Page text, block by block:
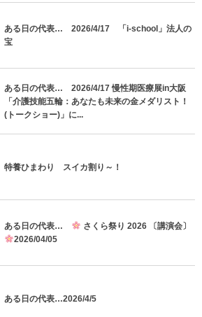
ある日の代表… 2026/4/17 「i-school」法人の
宝
ある日の代表… 2026/4/17 慢性期医療展in大阪
「介護技能五輪：あなたも未来の金メダリスト！
(トークショー)」に...
特養ひまわり スイカ割り～！
ある日の代表…
さくら祭り 2026 〔講演会〕
2026/04/05
ある日の代表…2026/4/5